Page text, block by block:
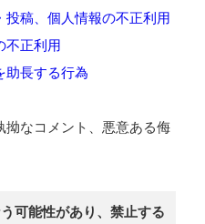
投稿、個人情報の不正利用
不正利用
助長する行為
拗なコメント、悪意ある侮
可能性があり、禁止する